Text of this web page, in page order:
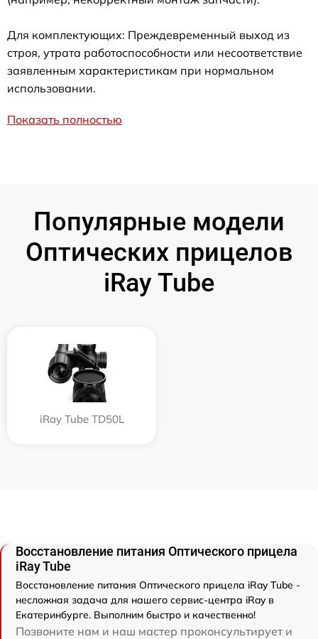
Для комплектующих: Преждевременный выход из
строя, утрата работоспособности или несоответствие
заявленным характеристикам при нормальном
использовании.
Показать полностью
Популярные модели
Оптических прицелов
iRay Tube
iRay Tube TD50L
Восстановление питания Оптического прицела
iRay Tube
Восстановление питания Оптического прицела iRay Tube -
несложная задача для нашего сервис-центра iRay в
Екатеринбурге. Выполним быстро и качественно!
Позвоните нам и наш мастер проконсультирует и